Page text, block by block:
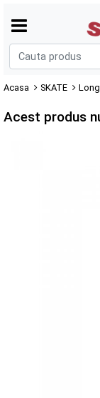
Acasa SKATE
Acest produs